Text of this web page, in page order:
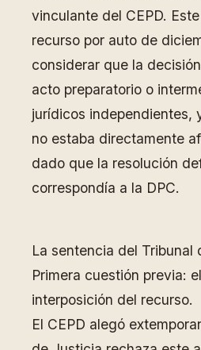
vinculante del CEPD.
recurso por auto de
considerar que la
acto preparatorio o
jurídicos independientes,
no estaba directamente
dado que la resolución
correspondía a la DPC.
La sentencia del Tribunal
Primera cuestión previa:
interposición del recurso.
El CEPD alegó